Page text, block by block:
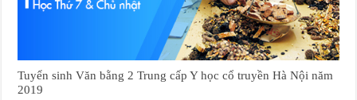
Tuyển sinh Văn bằng 2 Trung cấp Y học cổ truyền Hà Nội năm
2019